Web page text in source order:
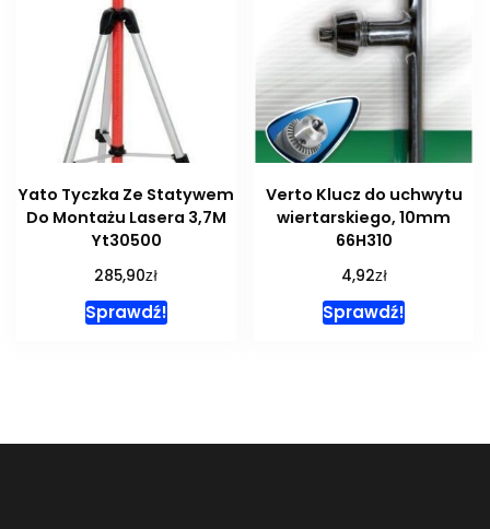
Yato Tyczka Ze Statywem
Do Montażu Lasera 3,7M
Yt30500
285,90zł
Sprawdź!
Verto Klucz do uchwytu
wiertarskiego, 10mm
66H310
4,92zł
Sprawdź!